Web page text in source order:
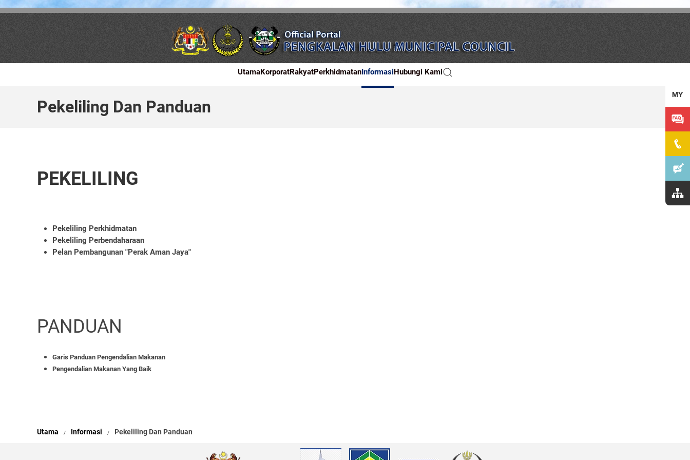
UtamaKorporatRakyatPerkhidmatanInformasiHubungi Kami
Pekeliling Dan Panduan
PEKELILING
Pekeliling Perkhidmatan
Pekeliling Perbendaharaan
Pelan Pembangunan "Perak Aman Jaya"
PANDUAN
Garis Panduan Pengendalian Makanan
Pengendalian Makanan Yang Baik
Utama Informasi Pekeliling Dan Panduan